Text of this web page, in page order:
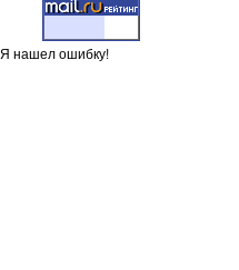
Я нашел ошибку!